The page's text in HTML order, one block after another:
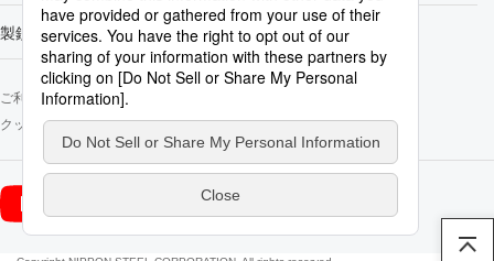
TEL.03-6860-6600
日鉄ステンレス㈱
東京都千代田区丸の内１－８－２
日鉄物流㈱
東京都中央区日本橋１－１３－１ 日
TEL.03-3241-6400
製鉄所一覧
ご利用にあたってソーシャルメディアポリシー
クッキー使用についてお問い合わせサイトマップ
公式アカウント
（新規ウインドウで開きます）
X公式アカウント
（新規ウインドウで開きます）